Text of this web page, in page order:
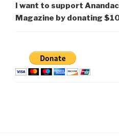
I want to support
Magazine by donating